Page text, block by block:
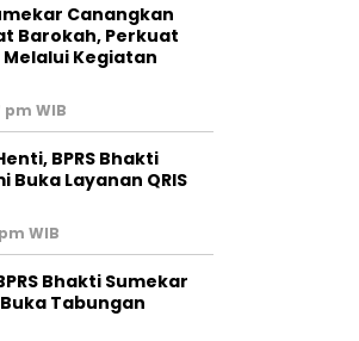
Canangkan
Barokah, Perkuat
Kegiatan
pm WIB
BPRS Bhakti
Buka Layanan QRIS
WIB
Bhakti Sumekar
Tabungan